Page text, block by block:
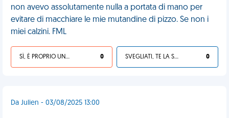
non avevo assolutamente nulla a portata di mano per
evitare di macchiare le mie mutandine di pizzo. Se non i
miei calzini. FML
SÌ, È PROPRIO UNA VDM! 0 SVEGLIATI, TE LA SEI CERCATA! 0
Da Julien - 03/08/2025 13:00